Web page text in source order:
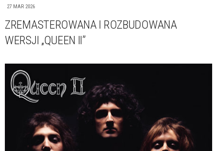
27 MAR 2026
ZREMASTEROWANA I ROZBUDOWANA
WERSJI „QUEEN II”